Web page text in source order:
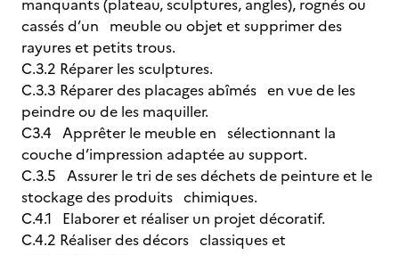
manquants (plateau, sculptures, angles), rognés ou
cassés d’un meuble ou objet et supprimer des
rayures et petits trous.
C.3.2 Réparer les sculptures.
C.3.3 Réparer des placages abîmés en vue de les
peindre ou de les maquiller.
C3.4 Apprêter le meuble en sélectionnant la
couche d’impression adaptée au support.
C.3.5 Assurer le tri de ses déchets de peinture et le
stockage des produits chimiques.
C.4.1 Elaborer et réaliser un projet décoratif.
C.4.2 Réaliser des décors classiques et